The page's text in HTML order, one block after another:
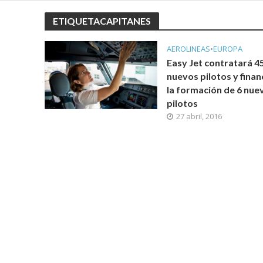
ETIQUETACAPITANES
AEROLINEAS•EUROPA
Easy Jet contratará
nuevos pilotos y
la formación de 6
pilotos
27 abril, 2016